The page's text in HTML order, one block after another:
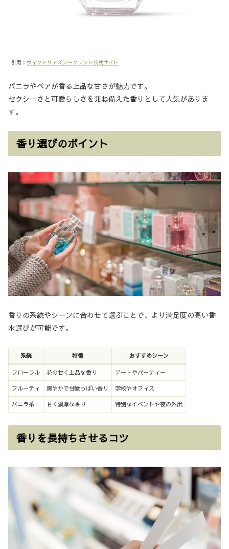
引用： ヴィクトリアズシークレット公式サイト
バニラやペアが香る上品な甘さが魅力です。
セクシーさと可愛らしさを兼ね備えた香りとして人気がありま
す。
香り選びのポイント
香りの系統やシーンに合わせて選ぶことで、より満足度の高い香
水選びが可能です。
系統 特徴 おすすめシーン
フローラル 花の甘く上品な香り デートやパーティー
フルーティ 爽やかで甘酸っぱい香り 学校やオフィス
バニラ系 甘く濃厚な香り 特別なイベントや夜の外出
香りを長持ちさせるコツ